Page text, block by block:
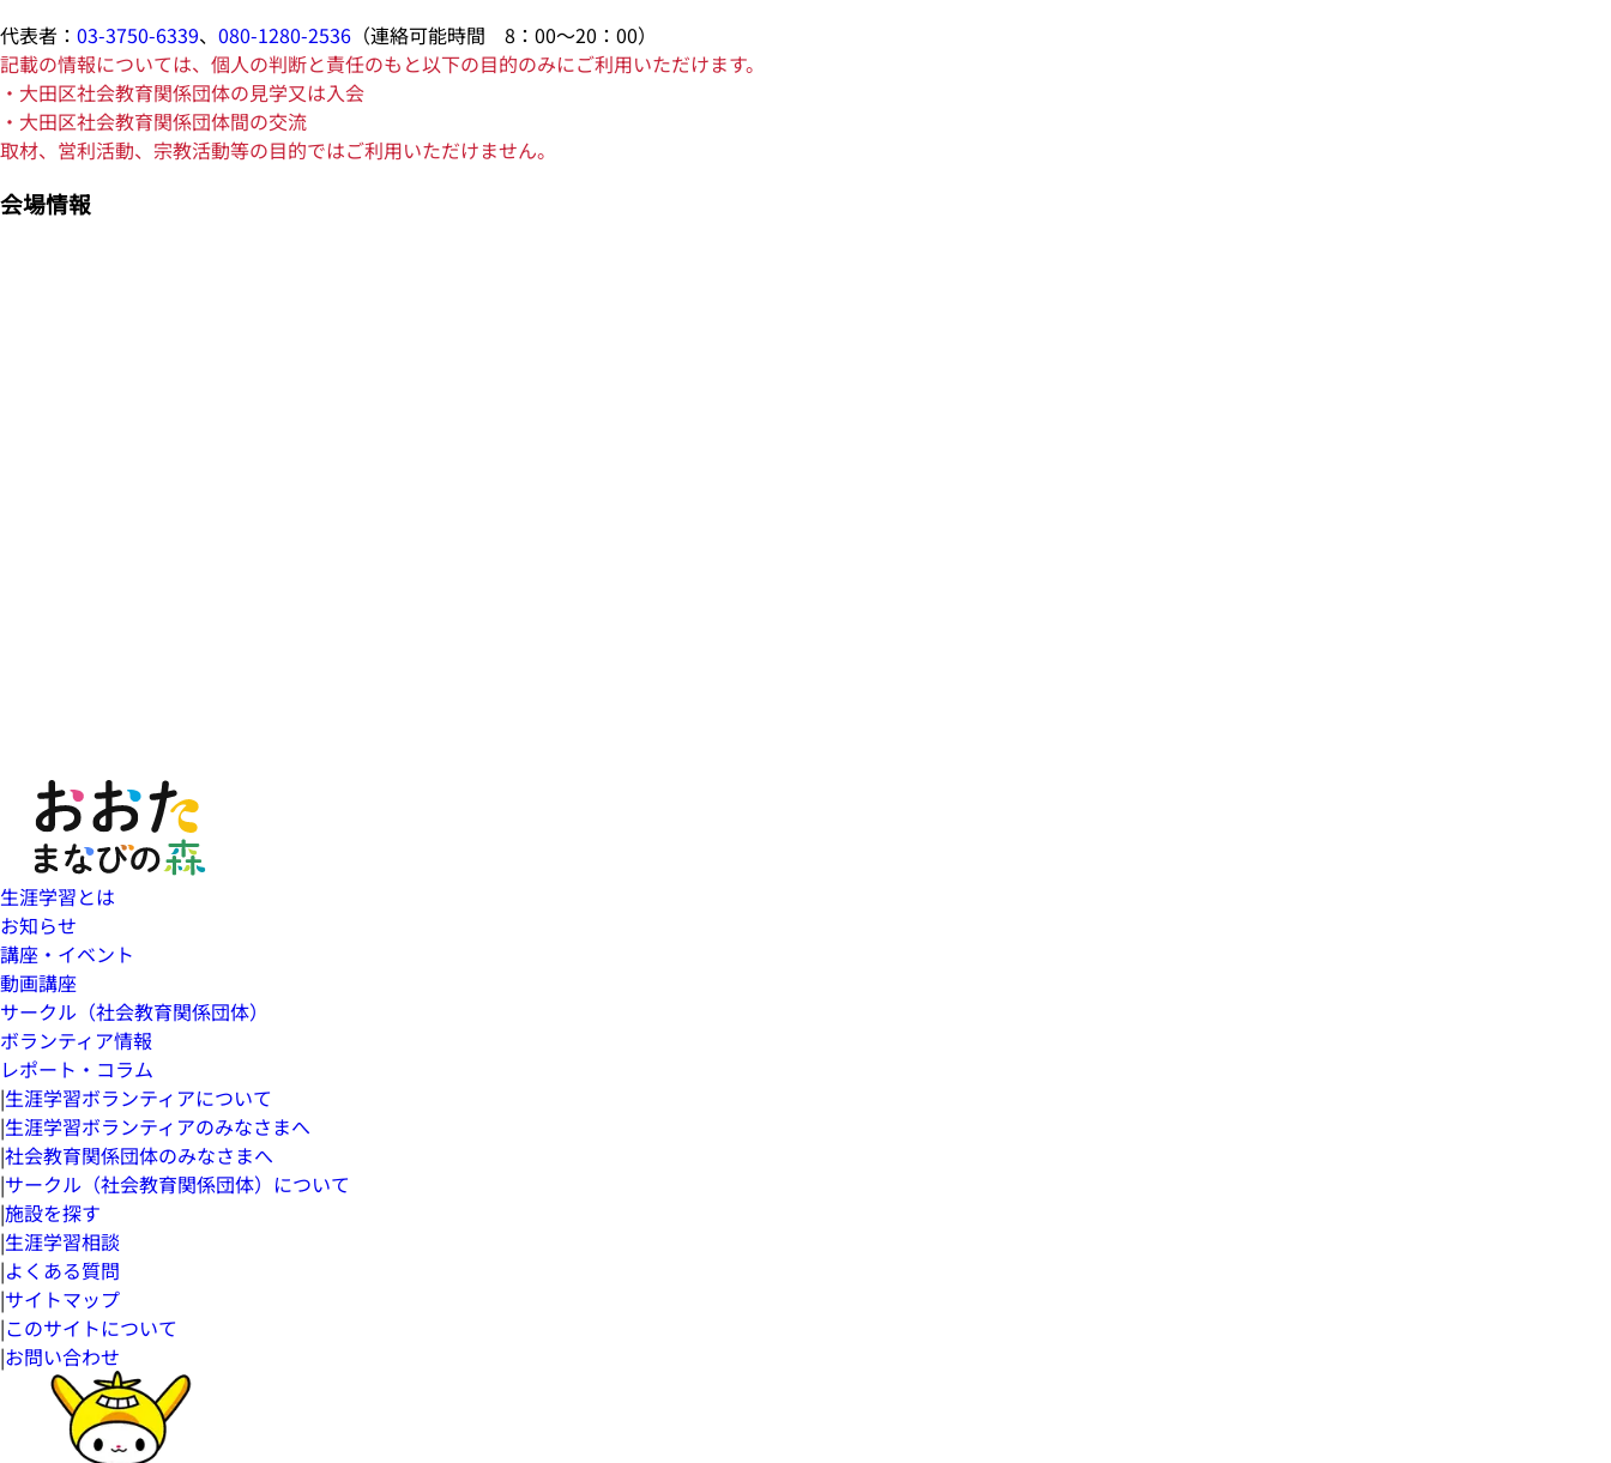
代表者： 03-3750-6339、 080-1280-2536 （連絡可能時間 8：00～20：00）
記載の情報については、個人の判断と責任のもと以下の目的のみにご利用いただけます。
・大田区社会教育関係団体の見学又は入会
・大田区社会教育関係団体間の交流
取材、営利活動、宗教活動等の目的ではご利用いただけません。
会場情報
生涯学習とは
お知らせ
講座・イベント
動画講座
サークル（社会教育関係団体）
ボランティア情報
レポート・コラム
|生涯学習ボランティアについて
|生涯学習ボランティアのみなさまへ
|社会教育関係団体のみなさまへ
|サークル（社会教育関係団体）について
|施設を探す
|生涯学習相談
|よくある質問
|サイトマップ
|このサイトについて
|お問い合わせ